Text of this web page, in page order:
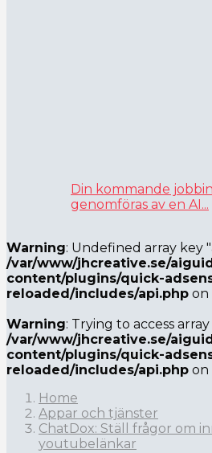
Din kommande
genomföras av en AI...
Warning: Undefined array key
/var/www/jhcreative.se/
content/plugins/quick-
reloaded/includes/api.php on
Warning: Trying to access
/var/www/jhcreative.se/
content/plugins/quick-
reloaded/includes/api.php on
Home
Appar och tjänster
ChatDox: Ställ frågor om
youtubelänkar